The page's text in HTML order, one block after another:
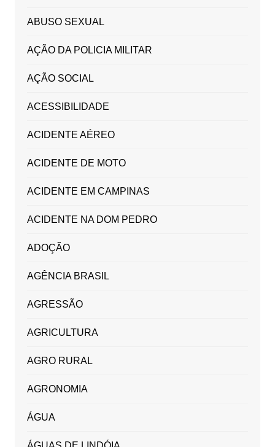
ABUSO SEXUAL
AÇÃO DA POLICIA MILITAR
AÇÃO SOCIAL
ACESSIBILIDADE
ACIDENTE AÉREO
ACIDENTE DE MOTO
ACIDENTE EM CAMPINAS
ACIDENTE NA DOM PEDRO
ADOÇÃO
AGÊNCIA BRASIL
AGRESSÃO
AGRICULTURA
AGRO RURAL
AGRONOMIA
ÁGUA